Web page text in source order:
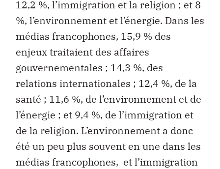
12,2 %, l’immigration et la religion ; et 8
%, l’environnement et l’énergie. Dans les
médias francophones, 15,9 % des
enjeux traitaient des affaires
gouvernementales ; 14,3 %, des
relations internationales ; 12,4 %, de la
santé ; 11,6 %, de l’environnement et de
l’énergie ; et 9,4 %, de l’immigration et
de la religion. L’environnement a donc
été un peu plus souvent en une dans les
médias francophones, et l’immigration